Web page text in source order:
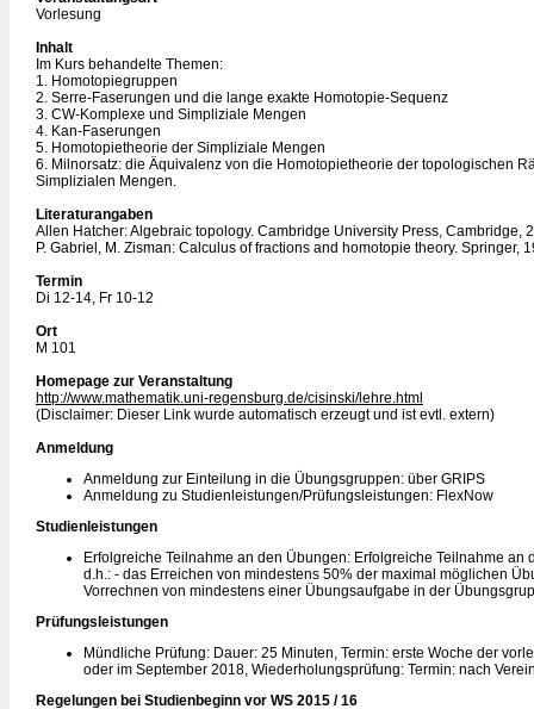
Vorlesung
Inhalt
Im Kurs behandelte Themen:
1. Homotopiegruppen
2. Serre-Faserungen und die lange exakte Homotopie-Sequenz
3. CW-Komplexe und Simpliziale Mengen
4. Kan-Faserungen
5. Homotopietheorie der Simpliziale Mengen
6. Milnorsatz: die Äquivalenz von die Homotopietheorie der topologischen
Simplizialen Mengen.
Literaturangaben
Allen Hatcher: Algebraic topology. Cambridge University Press, Cambridge,
P. Gabriel, M. Zisman: Calculus of fractions and homotopie theory. Springer,
Termin
Di 12-14, Fr 10-12
Ort
M 101
Homepage zur Veranstaltung
http://www.mathematik.uni-regensburg.de/cisinski/lehre.html
(Disclaimer: Dieser Link wurde automatisch erzeugt und ist evtl. extern)
Anmeldung
Anmeldung zur Einteilung in die Übungsgruppen: über GRIPS
Anmeldung zu Studienleistungen/Prüfungsleistungen: FlexNow
Studienleistungen
Erfolgreiche Teilnahme an den Übungen: Erfolgreiche Teilnahme an
d.h.: - das Erreichen von mindestens 50% der maximal möglichen
Vorrechnen von mindestens einer Übungsaufgabe in der
Prüfungsleistungen
Mündliche Prüfung: Dauer: 25 Minuten, Termin: erste Woche der
oder im September 2018, Wiederholungsprüfung: Termin: nach
Regelungen bei Studienbeginn vor WS 2015 / 16